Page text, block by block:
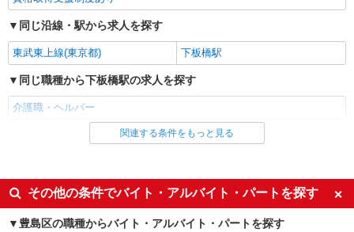
派遣社員
株式会社kotrio /●SW-H1-2018057
≪東長崎駅≫夜勤なし！未経験・ブランクOK
のデイスタッフ
時給1650円〜2312円 ＜日払い有/週払い有/交
豊島区
職業紹介
株式会社kotrio /●SW-S-2109849
同じ沿線・駅から求人を探す
東武東上線(東京都) 下板橋駅
同じ職種から下板橋駅の求人を探す
介護職・ヘルパー
同じ雇用形態から下板橋駅の求人を探す
派遣社員
紹介予定派遣
同じ特徴から下板橋駅の求人を探す
関連する条件をもっと見る
その他の条件でバイト・アルバイト・パートを探す
豊島区の職種からバイト・アルバイト・パートを探す